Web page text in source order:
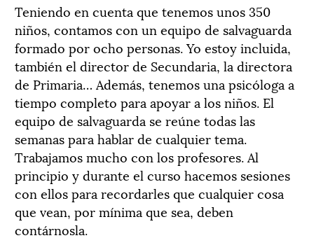
Teniendo en cuenta que tenemos unos 350
niños, contamos con un equipo de salvaguarda
formado por ocho personas. Yo estoy incluida,
también el director de Secundaria, la directora
de Primaria… Además, tenemos una psicóloga a
tiempo completo para apoyar a los niños. El
equipo de salvaguarda se reúne todas las
semanas para hablar de cualquier tema.
Trabajamos mucho con los profesores. Al
principio y durante el curso hacemos sesiones
con ellos para recordarles que cualquier cosa
que vean, por mínima que sea, deben
contárnosla.